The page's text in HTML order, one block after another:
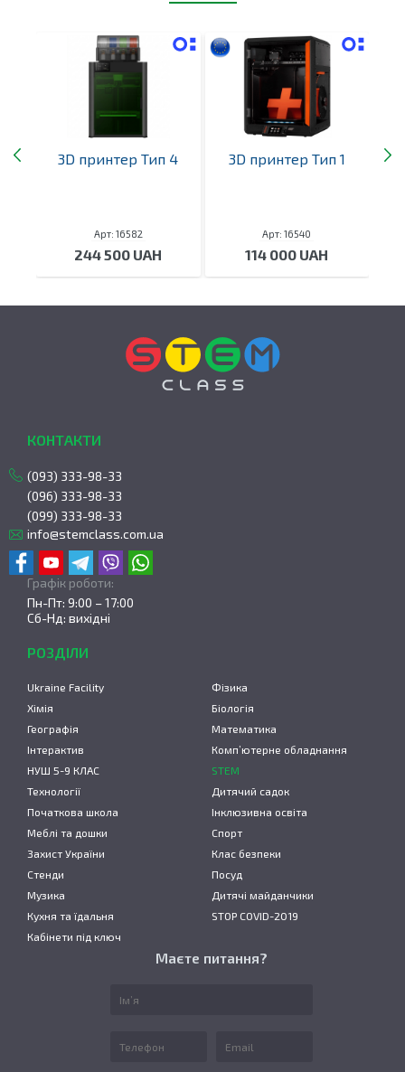
3D принтер Тип 4
Арт: 16582
244 500 UAH
3D принтер Тип 1
Арт: 16540
114 000 UAH
КОНТАКТИ
(093) 333-98-33
(096) 333-98-33
(099) 333-98-33
info@stemclass.com.ua
Графік роботи:
Пн-Пт: 9:00 – 17:00
Сб-Нд: вихідні
РОЗДІЛИ
Ukraine Facility
Фізика
Хімія
Біологія
Географія
Математика
Інтерактив
Комп’ютерне обладнання
НУШ 5-9 КЛАС
STEM
Технології
Дитячий садок
Початкова школа
Інклюзивна освіта
Меблі та дошки
Спорт
Захист України
Клас безпеки
Стенди
Посуд
Музика
Дитячі майданчики
Кухня та їдальня
STOP COVID-2019
Кабінети під ключ
Маєте питання?